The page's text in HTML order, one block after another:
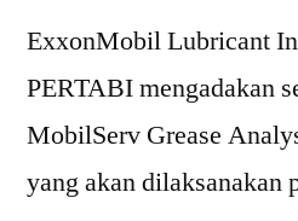
ExxonMobil Lubricant
PERTABI mengadakan
MobilServ Grease
yang akan dilaksanakan